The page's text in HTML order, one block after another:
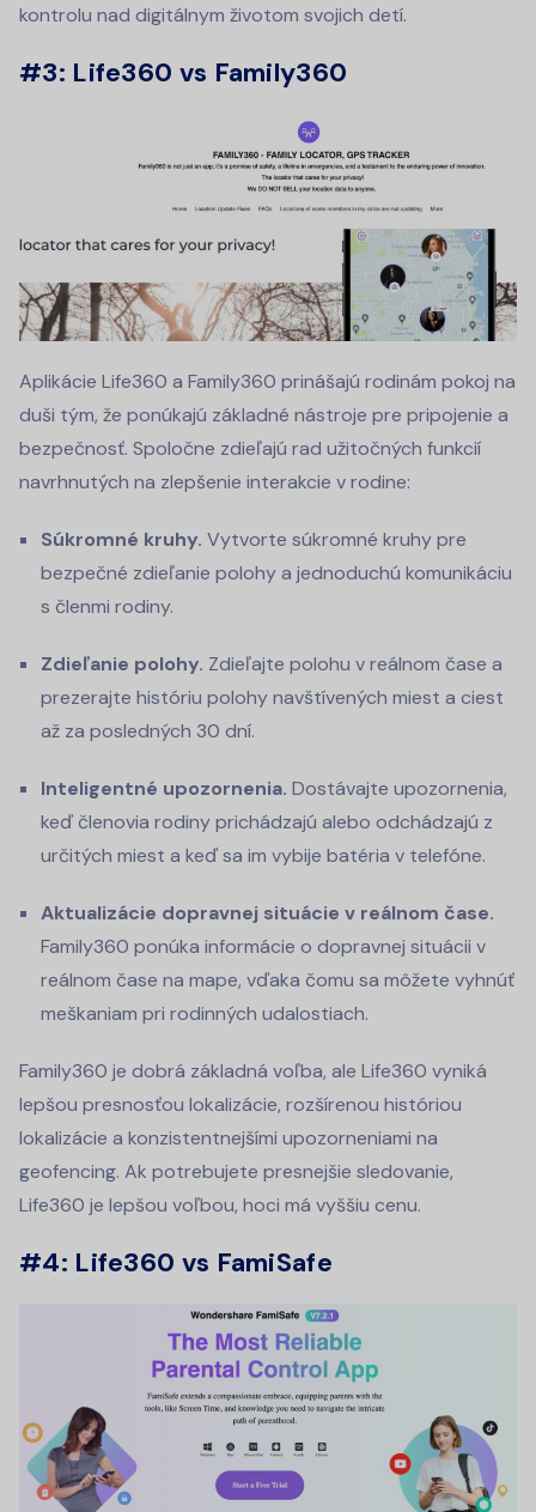
kontrolu nad digitálnym životom svojich detí.
#3: Life360 vs Family360
Aplikácie Life360 a Family360 prinášajú rodinám pokoj na
duši tým, že ponúkajú základné nástroje pre pripojenie a
bezpečnosť. Spoločne zdieľajú rad užitočných funkcií
navrhnutých na zlepšenie interakcie v rodine:
Súkromné kruhy. Vytvorte súkromné kruhy pre
bezpečné zdieľanie polohy a jednoduchú komunikáciu
s členmi rodiny.
Zdieľanie polohy. Zdieľajte polohu v reálnom čase a
prezerajte históriu polohy navštívených miest a ciest
až za posledných 30 dní.
Inteligentné upozornenia. Dostávajte upozornenia,
keď členovia rodiny prichádzajú alebo odchádzajú z
určitých miest a keď sa im vybije batéria v telefóne.
Aktualizácie dopravnej situácie v reálnom čase.
Family360 ponúka informácie o dopravnej situácii v
reálnom čase na mape, vďaka čomu sa môžete vyhnúť
meškaniam pri rodinných udalostiach.
Family360 je dobrá základná voľba, ale Life360 vyniká
lepšou presnosťou lokalizácie, rozšírenou históriou
lokalizácie a konzistentnejšími upozorneniami na
geofencing. Ak potrebujete presnejšie sledovanie,
Life360 je lepšou voľbou, hoci má vyššiu cenu.
#4: Life360 vs FamiSafe